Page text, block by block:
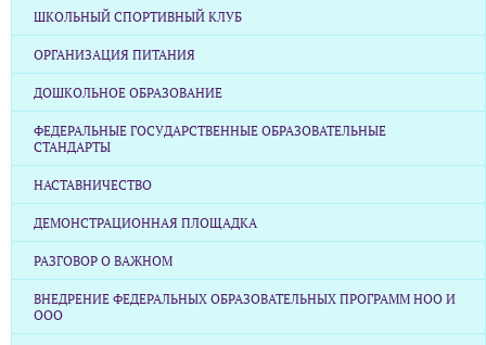
ШКОЛЬНЫЙ СПОРТИВНЫЙ КЛУБ
ОРГАНИЗАЦИЯ ПИТАНИЯ
ДОШКОЛЬНОЕ ОБРАЗОВАНИЕ
ФЕДЕРАЛЬНЫЕ ГОСУДАРСТВЕННЫЕ ОБРАЗОВАТЕЛЬНЫЕ
СТАНДАРТЫ
НАСТАВНИЧЕСТВО
ДЕМОНСТРАЦИОННАЯ ПЛОЩАДКА
РАЗГОВОР О ВАЖНОМ
ВНЕДРЕНИЕ ФЕДЕРАЛЬНЫХ ОБРАЗОВАТЕЛЬНЫХ ПРОГРАММ НОО И
ООО